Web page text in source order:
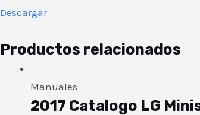
Descargar
Productos relacionados
Manuales
2017 Catalogo LG